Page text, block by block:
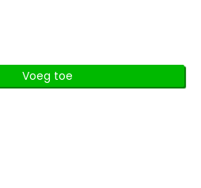
Voeg toe